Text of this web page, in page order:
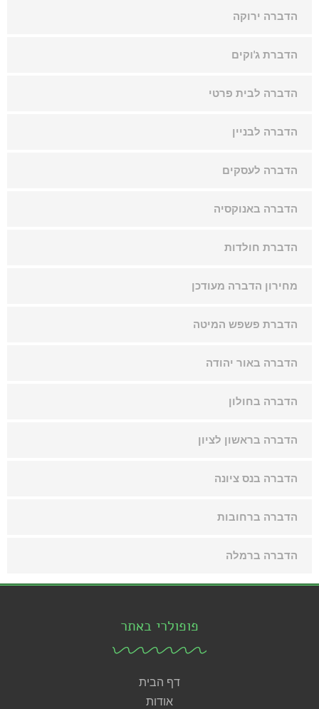
הדברה ירוקה
הדברת ג'וקים
הדברה לבית פרטי
הדברה לבניין
הדברה לעסקים
הדברה באנוקסיה
הדברת חולדות
מחירון הדברה מעודכן
הדברת פשפש המיטה
הדברה באור יהודה
הדברה בחולון
הדברה בראשון לציון
הדברה בנס ציונה
הדברה ברחובות
הדברה ברמלה
פופולרי באתר
דף הבית
אודות